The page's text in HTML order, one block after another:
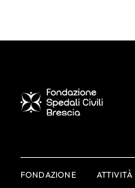
FONDAZIONE ATTIVITÀ